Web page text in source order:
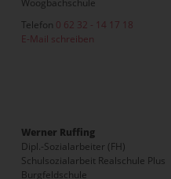
Woogbachschule
Telefon 0 62 32 - 14 17 18
E-Mail schreiben
Werner Ruffing
Dipl.-Sozialarbeiter (FH)
Schulsozialarbeit Realschule Plus
Burgfeldschule